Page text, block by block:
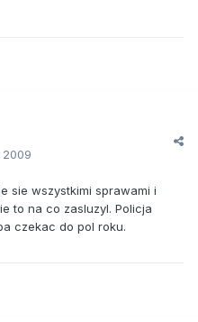
2009
sie wszystkimi sprawami i
to na co zasluzyl. Policja
czekac do pol roku.